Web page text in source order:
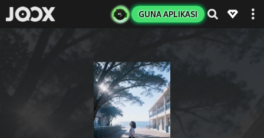
GUNA APLIKASI